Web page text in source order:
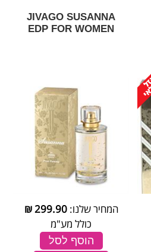
JIVAGO SUSANNA
EDP FOR WOMEN
המחיר שלנו:299.90
₪
כולל מע"מ
הוסף לסל